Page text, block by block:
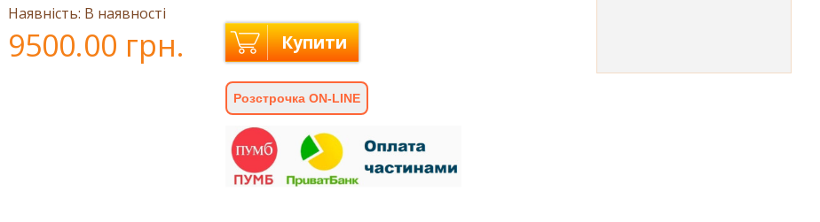
Наявність: В наявності
9500.00 грн. Купити
Розстрочка ON-LINE